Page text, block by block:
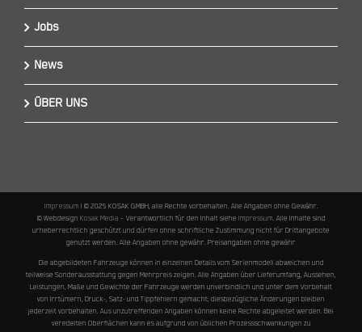
Jobs
News
ÜBER UNS
Impressum I © 2025 KOSAK GMBH, alle Rechte vorbehalten. Alle Angaben ohne Gewähr.
© Webdesign Kosak Media – Verantwortlich für den Inhalt siehe Impressum. Alle Inhalte sind
urheberrechtlich geschützt und dürfen ohne schriftliche Zustimmung nicht für Drittangebote
genutzt werden. Alle Angaben ohne gewähr. Preisangaben ohne gewähr
Die abgebildeten Fahrzeuge können in einzelnen Details vom Serienmodell abweichen und
teilweise Sonderausstattung gegen Mehrpreis zeigen. Alle Angaben über Lieferumfang, Aussehen,
Leistungen, Maße und Gewichte der Fahrzeuge werden unverbindlich und unter dem Vorbehalt
von Irrtümern, Druck-, Satz- und Tippfehlern gemacht; diesbezügliche Änderungen bleiben
jederzeit vorbehalten. Aus unzutreffenden Angaben können keine Rechte abgeleitet werden. Bei
veredelten Oberflächen kann es aufgrund von üblichen Prozessschwankungen zu